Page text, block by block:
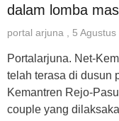
dalam lomba
portal arjuna 5 Agustus
Portalarjuna. Net-
telah terasa di dusun
Kemantren Rejo-
couple yang